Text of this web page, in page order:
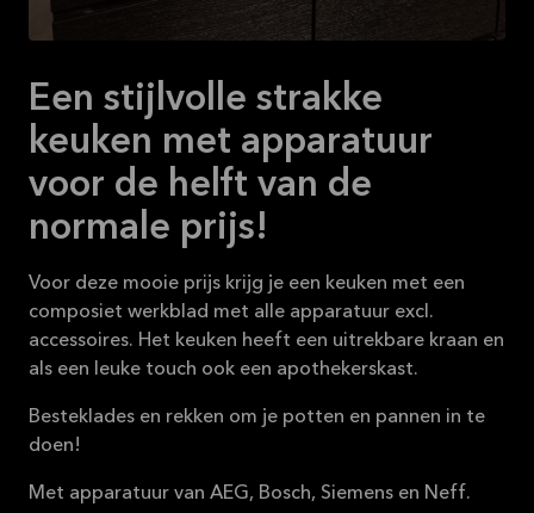
Een stijlvolle strakke
keuken met apparatuur
voor de helft van de
normale prijs!
Voor deze mooie prijs krijg je een keuken met een
composiet werkblad met alle apparatuur excl.
accessoires. Het keuken heeft een uitrekbare kraan en
als een leuke touch ook een apothekerskast.
Besteklades en rekken om je potten en pannen in te
doen!
Met apparatuur van AEG, Bosch, Siemens en Neff.